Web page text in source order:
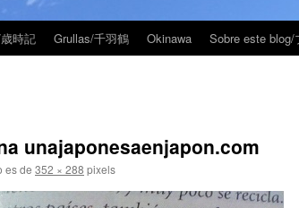
時記 Grullas/千羽鶴 Okinawa Sobre este blog/
unajaponesaenjapon.com
es de 352 × 288 pixels